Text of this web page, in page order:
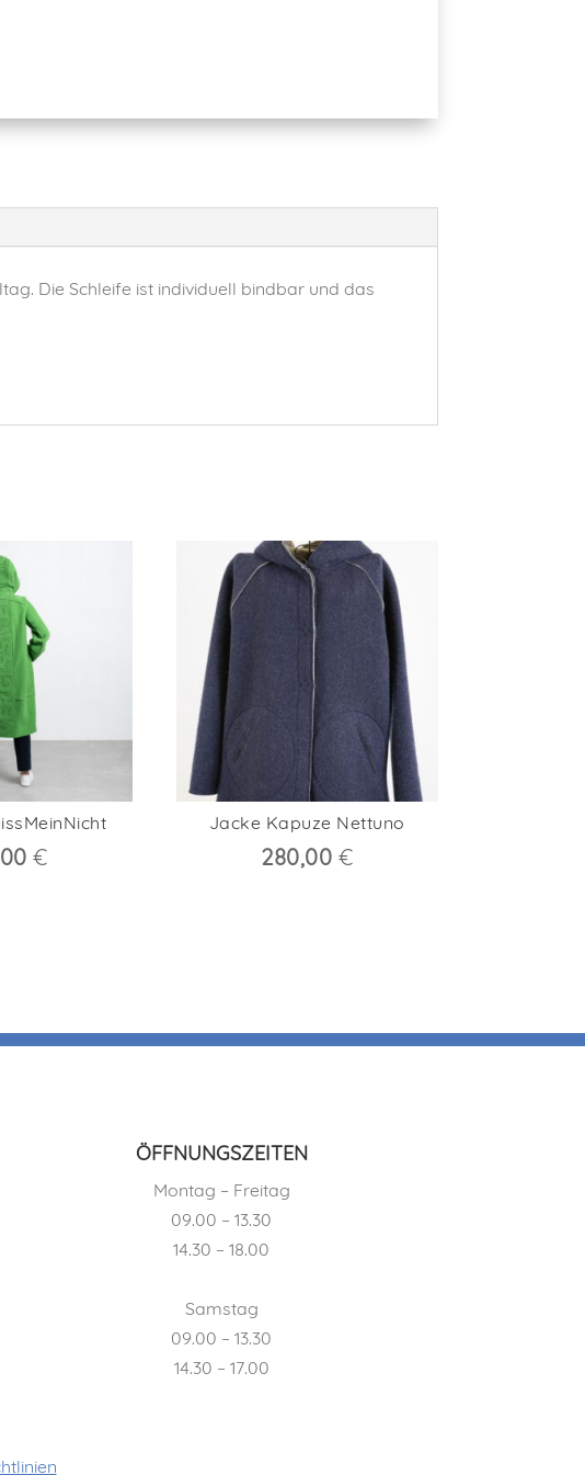
Die Schleife ist individuell bindbar und das
€
Jacke Kapuze Nettuno
280,00 €
ÖFFNUNGSZEITEN
Montag – Freitag
09.00 – 13.30
14.30 – 18.00
Samstag
09.00 – 13.30
14.30 – 17.00